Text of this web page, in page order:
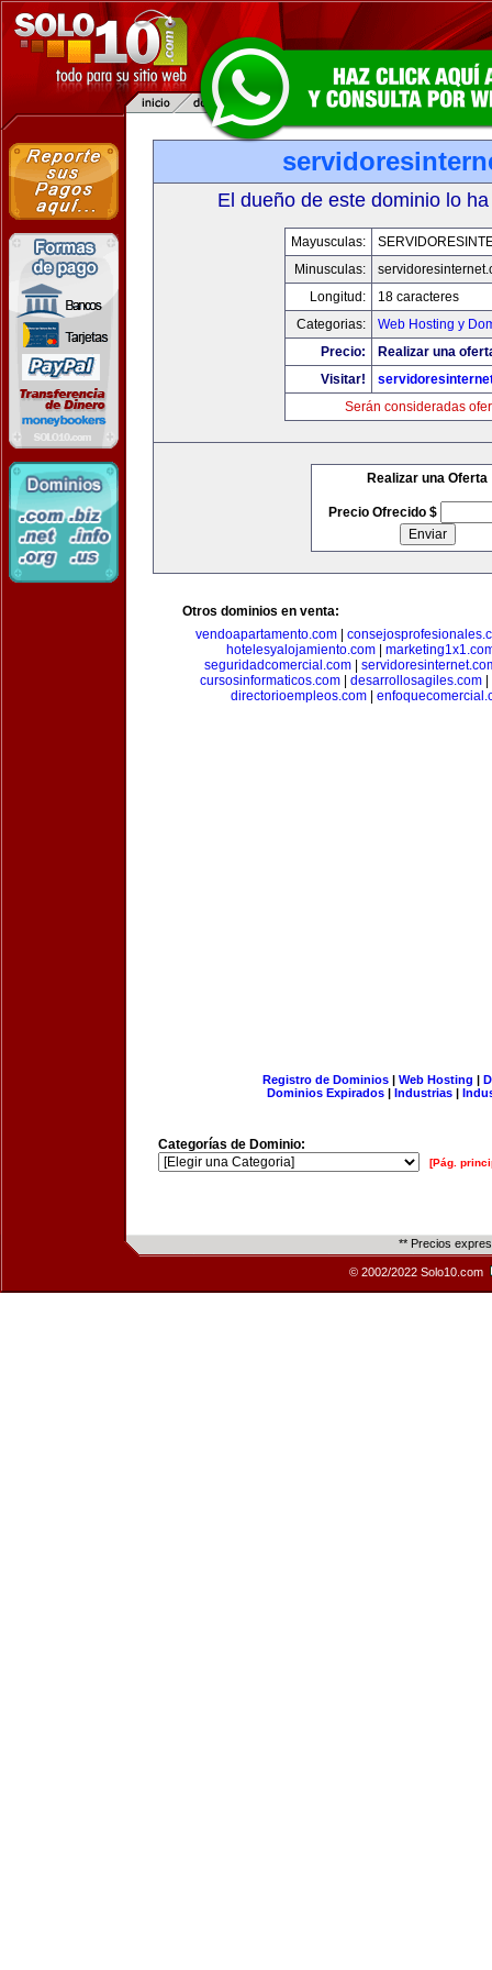
El dueño de este dominio lo
Mayusculas:
Minusculas:
Longitud:
18 caracteres
Categorias:
Web Hosting y
Precio:
Realizar una
Visitar!
Serán consideradas
Realizar una Oferta
Precio Ofrecido $
Otros dominios en venta:
vendoapartamento.com
hotelesyalojamiento.com|
seguridadcomercial.com|
cursosinformaticos.com
desarrollosagiles.com
directorioempleos.com
Registro de Dominios| Web Hosting |
Dominios Expirados | Industrias |
Categorías de Dominio:
[Pág.
** Precios
© 2002/2022 Solo10.com